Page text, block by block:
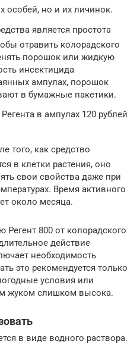
особей, но и их личинок.
является простота
отравить колорадского
порошок или жидкую
инсектицида
ампулах, порошок
в бумажные пакетики.
в ампулах 120 рублей
того, как средство
в клетки растения, оно
свои свойства даже при
Время активного
около месяца.
800 от колорадского
действие
необходимость
это рекомендуется только
условия или
жуком слишком высока.
в виде водного раствора.